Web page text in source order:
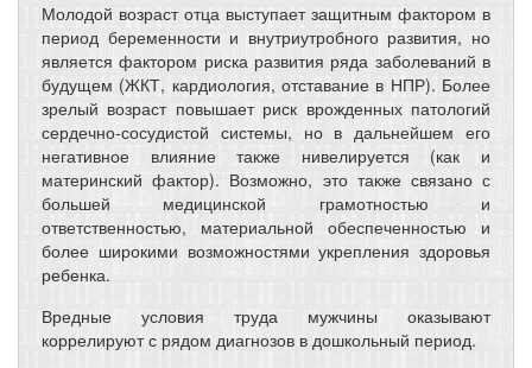
Молодой возраст отца выступает защитным фактором в
период беременности и внутриутробного развития, но
является фактором риска развития ряда заболеваний в
будущем (ЖКТ, кардиология, отставание в НПР). Более
зрелый возраст повышает риск врожденных патологий
сердечно-сосудистой системы, но в дальнейшем его
негативное влияние также нивелируется (как и
материнский фактор). Возможно, это также связано с
большей медицинской грамотностью и
ответственностью, материальной обеспеченностью и
более широкими возможностями укрепления здоровья
ребенка.
Вредные условия труда мужчины оказывают
коррелируют с рядом диагнозов в дошкольный период.